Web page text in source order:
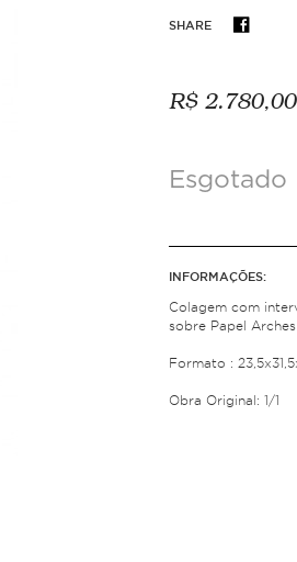
SHARE
R$ 2.780,00
Esgotado
INFORMAÇÕES:
Colagem com
sobre Papel
Formato :
Obra Original: 1/1